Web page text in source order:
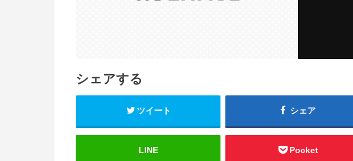
シェアする
ツイート シェア
LINE Pocket